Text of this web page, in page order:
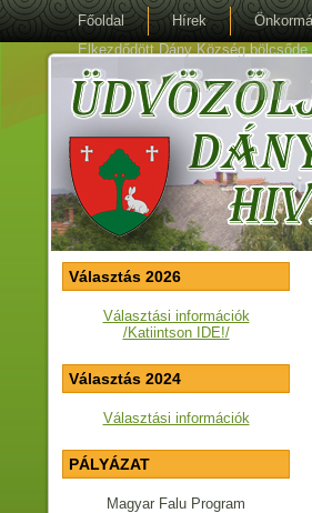
Főoldal Hírek
Elkezdődött Dány Község
Választás 2026
Választási információk
/Katiintson IDE!/
Választás 2024
Választási információk
PÁLYÁZAT
Magyar Falu Program